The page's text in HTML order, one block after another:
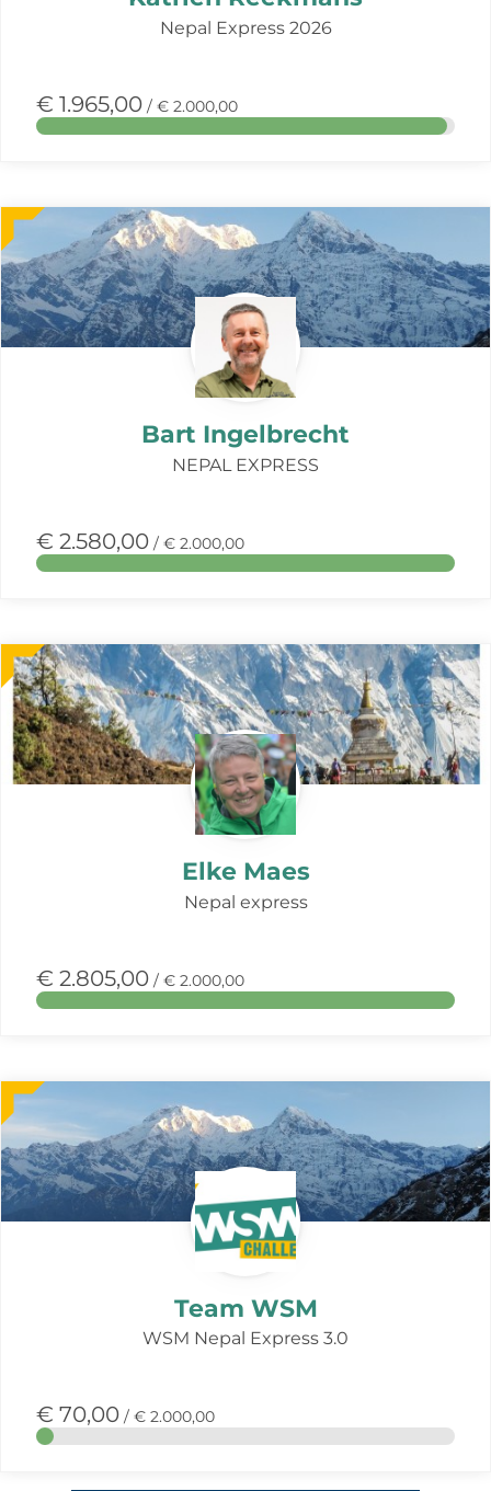
Nepal Express 2026
€ 1.965,00 / € 2.000,00
Bart Ingelbrecht
NEPAL EXPRESS
€ 2.580,00 / € 2.000,00
Meer
over
deze
actie
Elke Maes
Nepal express
€ 2.805,00 / € 2.000,00
Meer
over
deze
actie
Team WSM
WSM Nepal Express 3.0
€ 70,00 / € 2.000,00
Meer
over
deze
actie